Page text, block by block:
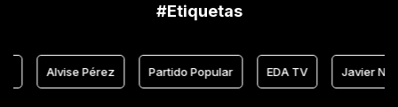
#Etiquetas
Alvise Pérez Partido Popular EDA TV Javier Negre